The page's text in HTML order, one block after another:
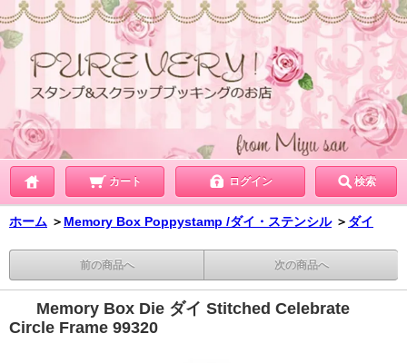
カート ログイン 検索
ホーム ＞ Memory Box Poppystamp /ダイ・ステンシル ＞ ダイ
前の商品へ 次の商品へ
Memory Box Die ダイ Stitched Celebrate
Circle Frame 99320